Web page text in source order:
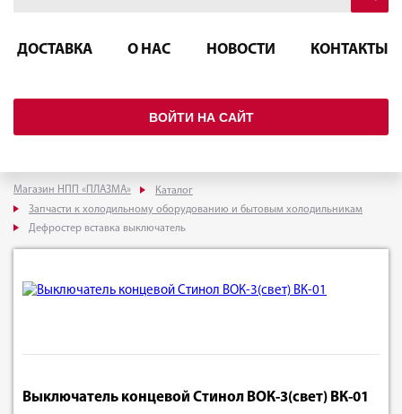
ДОСТАВКА О НАС НОВОСТИ КОНТАКТЫ
ВОЙТИ НА САЙТ
Магазин НПП «ПЛАЗМА»
Каталог
Запчасти к холодильному оборудованию и бытовым холодильникам
Дефростер вставка выключатель
Выключатель концевой Стинол ВОК-3(свет) ВК-01